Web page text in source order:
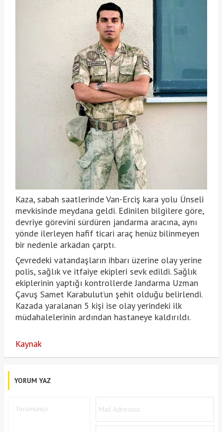
Kaza, sabah saatlerinde Van-Erciş kara yolu Ünseli
mevkisinde meydana geldi. Edinilen bilgilere göre,
devriye görevini sürdüren jandarma aracına, aynı
yönde ilerleyen hafif ticari araç henüz bilinmeyen
bir nedenle arkadan çarptı.
Çevredeki vatandaşların ihbarı üzerine olay yerine
polis, sağlık ve itfaiye ekipleri sevk edildi. Sağlık
ekiplerinin yaptığı kontrollerde Jandarma Uzman
Çavuş Samet Karabulut’un şehit olduğu belirlendi.
Kazada yaralanan 5 kişi ise olay yerindeki ilk
müdahalelerinin ardından hastaneye kaldırıldı.
Kaynak
YORUM YAZ